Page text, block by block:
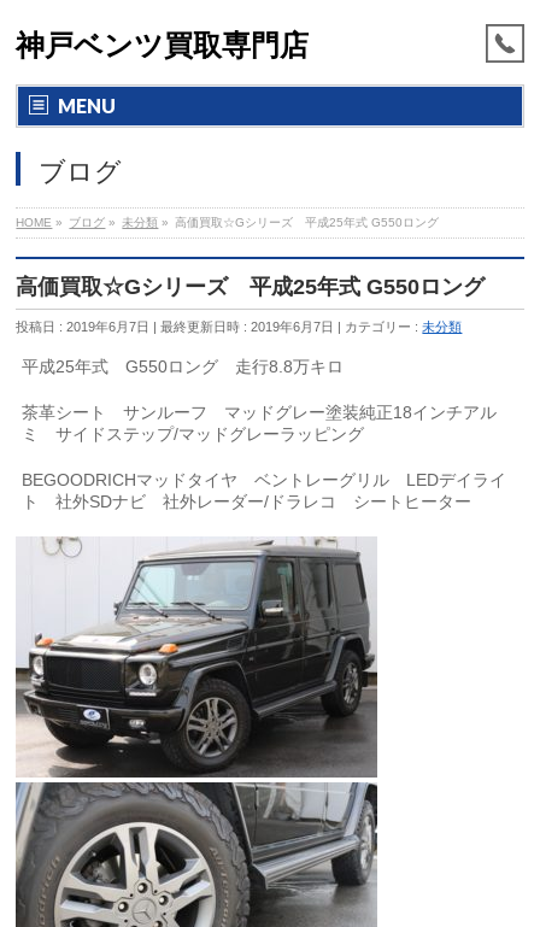
神戸ベンツ買取専門店
MENU
ブログ
HOME » ブログ » 未分類 » 高価買取☆Gシリーズ 平成25年式 G550ロング
高価買取☆Gシリーズ 平成25年式 G550ロング
投稿日 : 2019年6月7日 最終更新日時 : 2019年6月7日 カテゴリー :未分類
平成25年式 G550ロング 走行8.8万キロ
茶革シート サンルーフ マッドグレー塗装純正18インチアル
ミ サイドステップ/マッドグレーラッピング
BEGOODRICHマッドタイヤ ベントレーグリル LEDデイライ
ト 社外SDナビ 社外レーダー/ドラレコ シートヒーター